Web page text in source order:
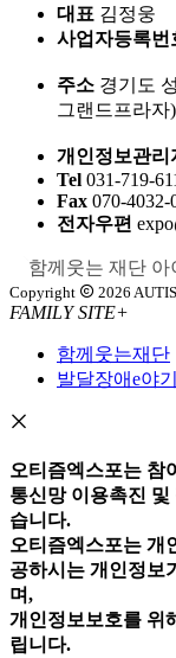
대표 김정웅
사업자등록번
주소 경기도
그랜드프라자)
개인정보관리
Tel 031-719-
Fax 070-4032-
전자우편
Copyright 2026
FAMILY SITE+
함께웃는재단
발달장애e야기
오티즘엑스포는 참
통신망 이용촉진
습니다.
오티즘엑스포는 개
공하시는 개인정보
며,
개인정보보호를 위
립니다.